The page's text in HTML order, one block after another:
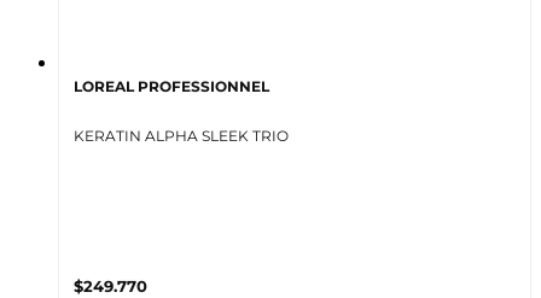
LOREAL PROFESSIONNEL
KERATIN ALPHA SLEEK TRIO
$249.770